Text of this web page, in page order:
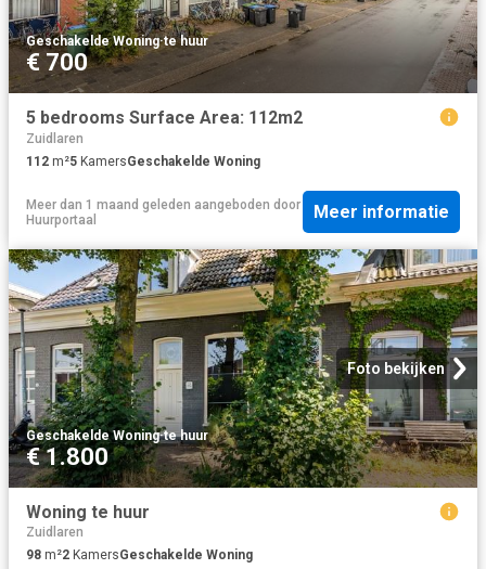
Geschakelde Woning·te huur
€ 700
5 bedrooms Surface Area: 112m2
Zuidlaren
112 m²5 KamersGeschakelde Woning
Meer dan 1 maand geleden aangeboden door
Huurportaal
Meer informatie
Foto bekijken
Geschakelde Woning·te huur
€ 1.800
Woning te huur
Zuidlaren
98 m²2 KamersGeschakelde Woning